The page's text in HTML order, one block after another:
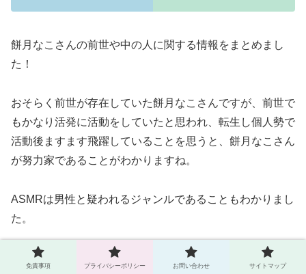
餅月なこさんの前世や中の人に関する情報をまとめまし
た！
おそらく前世が存在していた餅月なこさんですが、前世で
もかなり活発に活動をしていたと思われ、転生し個人勢で
活動後ますます飛躍していることを思うと、餅月なこさん
が努力家であることがわかりますね。
ASMRは男性と疑われるジャンルであることもわかりまし
た。
これからも応援していきたいと思います！
免責事項 プライバシーポリシー お問い合わせ サイトマップ